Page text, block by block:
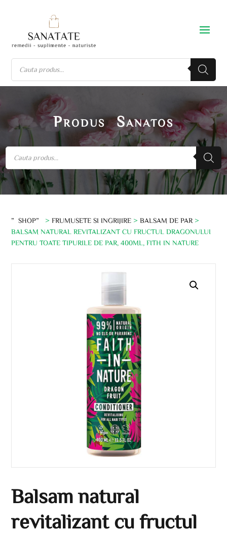
Produs Sanatos
”SHOP” >FRUMUSETE SI INGRIJIRE >BALSAM DE PAR >
BALSAM NATURAL REVITALIZANT CU FRUCTUL DRAGONULUI
PENTRU TOATE TIPURILE DE PAR, 400ML, FITH IN NATURE
Balsam natural
revitalizant cu fructul